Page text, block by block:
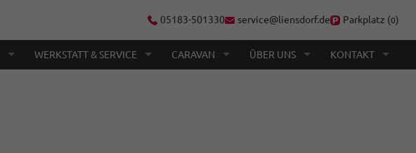
05183-501330 service@liensdorf.de Parkplatz (0)
WERKSTATT & SERVICE CARAVAN ÜBER UNS KONTAKT